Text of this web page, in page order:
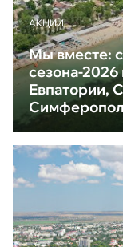
АКЦИИ
Мы вместе:
сезона-2026
Евпатории,